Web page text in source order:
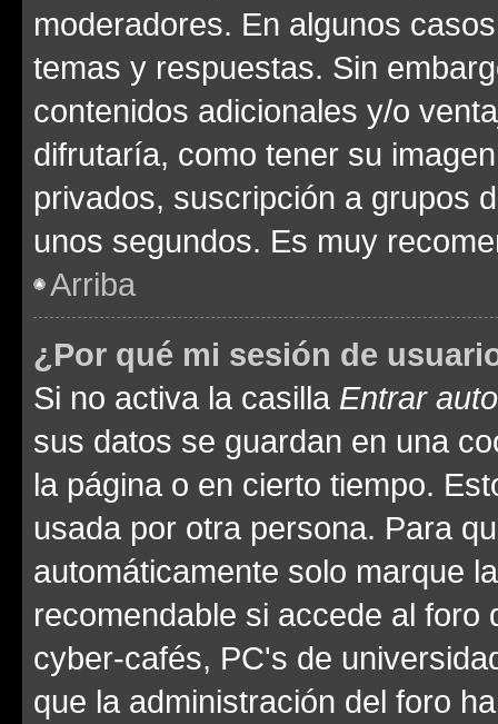
moderadores. En algunos
temas y respuestas. Sin
contenidos adicionales y/o
difrutaría, como tener su
privados, suscripción a grupos
unos segundos. Es muy
Arriba
¿Por qué mi sesión de
Si no activa la casilla Entrar
sus datos se guardan en una
la página o en cierto tiempo.
usada por otra persona. Para
automáticamente solo marque
recomendable si accede al foro
cyber-cafés, PC's de
que la administración del foro